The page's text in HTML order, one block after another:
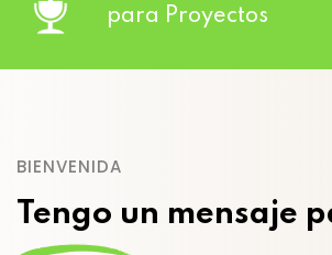
para Proyectos
BIENVENIDA
Tengo un mensaje